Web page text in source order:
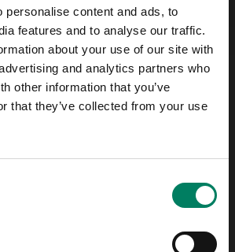
personalise content and ads, to
features and to analyse our traffic.
about your use of our site with
and analytics partners who
other information that you’ve
that they’ve collected from your use